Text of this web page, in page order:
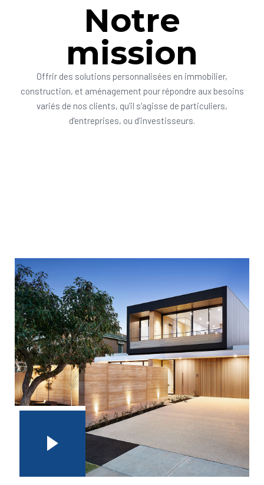
Notre
mission
Offrir des solutions personnalisées en immobilier,
construction, et aménagement pour répondre aux besoins
variés de nos clients, qu’il s’agisse de particuliers,
d’entreprises, ou d’investisseurs.